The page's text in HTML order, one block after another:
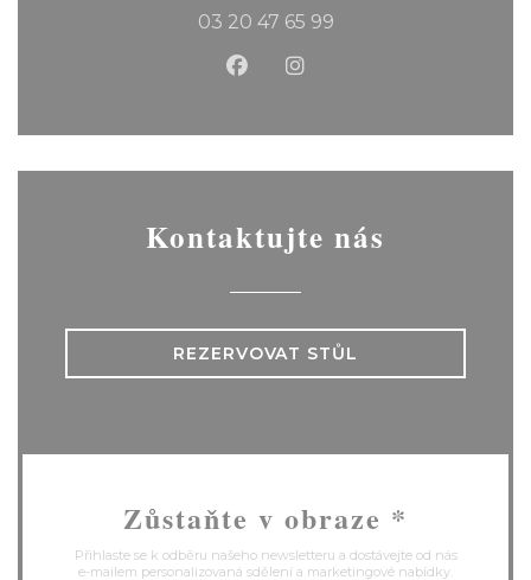
03 20 47 65 99
Facebook ((otevře se v
Instagram ((otevře se
Kontaktujte nás
REZERVOVAT STŮL
Zůstaňte v obraze *
Přihlaste se k odběru našeho newsletteru a dostávejte od nás
e-mailem personalizovaná sdělení a marketingové nabídky.